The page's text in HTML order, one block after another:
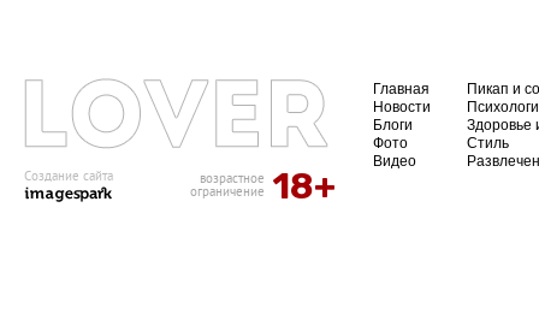
возрастное
ограничение 18+
Главная
Новости
Блоги
Фото
Видео
Пикап и
Здоровье
Стиль
Создание сайта